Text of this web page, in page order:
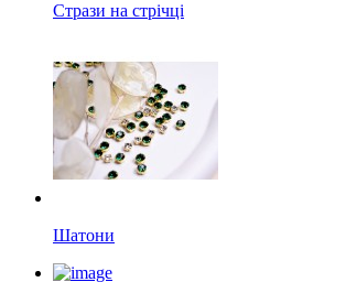
Стрази на стрічці
Шатони